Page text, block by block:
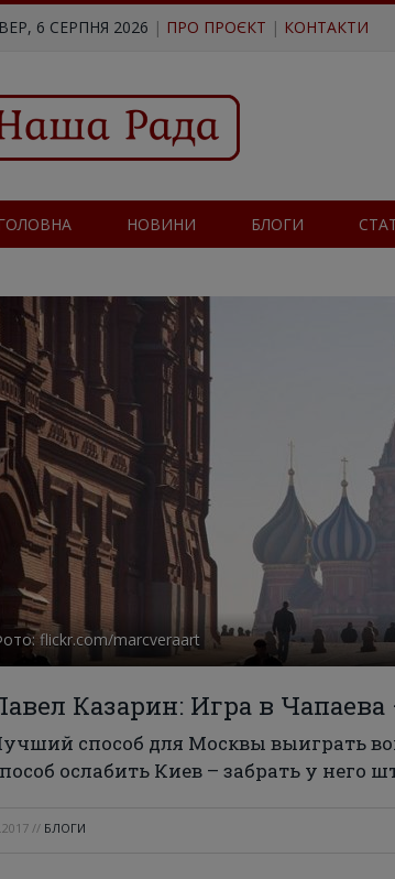
6 СЕРПНЯ 2026 | ПРО ПРОЄКТ | КОНТАКТИ
ГОЛОВНА НОВИНИ БЛОГИ
flickr.com/marcveraart
Казарин: Игра в
способ для Москвы выиграть
ослабить Киев – забрать у него
// БЛОГИ